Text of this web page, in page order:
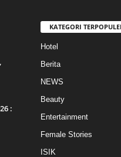
:
KATEGORI
Hotel
Berita
NEWS
Beauty
Entertainment
Female Stories
ISIK